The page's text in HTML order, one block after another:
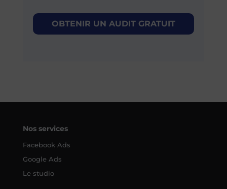
OBTENIR UN AUDIT GRATUIT
Nos services
Facebook Ads
Google Ads
Le studio